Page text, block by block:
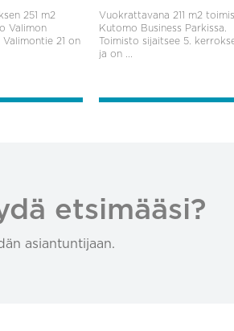
251 m2
Valimon
Valimontie 21 on
Vuokrattavana 211 m2
Kutomo Business Parkissa.
Toimisto sijaitsee 5.
ja on ...
etsimääsi?
asiantuntijaan.